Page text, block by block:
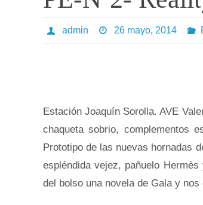
admin 26 mayo, 2014
Estación Joaquín Sorolla. AVE
chaqueta sobrio, complementos
Prototipo de las nuevas hornadas
espléndida vejez, pañuelo
del bolso una novela de Gala y